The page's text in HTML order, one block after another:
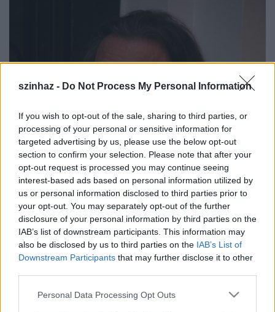
szinhaz - Do Not Process My Personal Information
If you wish to opt-out of the sale, sharing to third parties, or
processing of your personal or sensitive information for
targeted advertising by us, please use the below opt-out
section to confirm your selection. Please note that after your
opt-out request is processed you may continue seeing
interest-based ads based on personal information utilized by
us or personal information disclosed to third parties prior to
your opt-out. You may separately opt-out of the further
disclosure of your personal information by third parties on the
IAB’s list of downstream participants. This information may
also be disclosed by us to third parties on the IAB’s List of
Downstream Participants that may further disclose it to other
Please note that this website/app uses one or more Google
Personal Data Processing Opt Outs
Nomád Földi László (fotó: jokaiszinhaz.hu)
A Szegedi Nemzeti Színház tájékoztatja Tisztelt közönségét, hogy Friedrich
Dürrenmatt:Az öreg hölgy látogatásacímű tragikus komédia2014. január